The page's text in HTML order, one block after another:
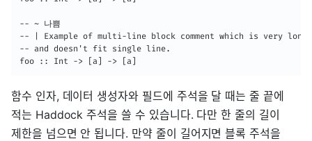
-- ~ 나쁨
-- | Example of multi-line block comment which is very long
-- and doesn't fit single line.
foo :: Int -> [a] -> [a]
함수 인자, 데이터 생성자와 필드에 주석을 달 때는 줄 끝에
적는 Haddock 주석을 쓸 수 있습니다. 다만 한 줄의 길이
제한을 넘으면 안 됩니다. 만약 줄이 길어지면 블록 주석을